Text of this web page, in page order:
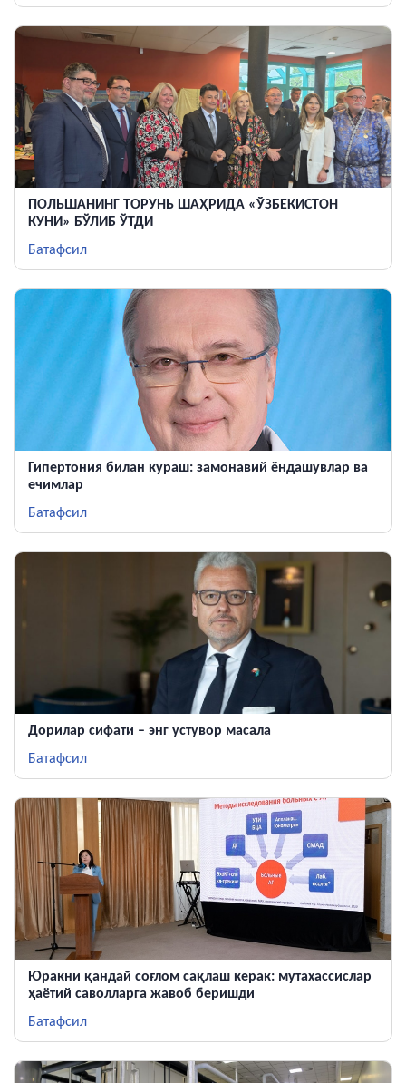
ПОЛЬШАНИНГ ТОРУНЬ ШАҲРИДА «ЎЗБЕКИСТОН
КУНИ» БЎЛИБ ЎТДИ
Батафсил
Гипертония билан кураш: замонавий ёндашувлар ва
ечимлар
Батафсил
Дорилар сифати – энг устувор масала
Батафсил
Юракни қандай соғлом сақлаш керак: мутахассислар
ҳаётий саволларга жавоб беришди
Батафсил